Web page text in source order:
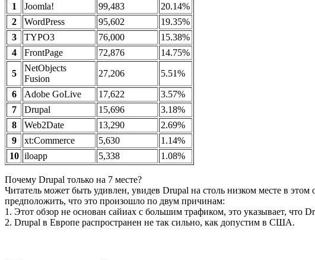
1
Joomla! 99,483
20.14%
2
WordPress 95,602
19.35%
3
TYPO3 76,000
15.38%
4
FrontPage 72,876 14.75%
5
NetObjects
Fusion
27,206 5.51%
6 Adobe GoLive 17,622
3.57%
7
Drupal 15,696
3.18%
8
Web2Date 13,290
2.69%
9
xt:Commerce 5,630
1.14%
10 iloapp 5,338 1.08%
Почему Drupal только на 7 месте?
Читатель может быть удивлен, увидев Drupal на столь низком месте в
предположить, что это произошло по двум причинам:
1. Этот обзор не основан сайиах с большим трафиком, это указывает,
2. Drupal в Европе распространен не так сильно, как допустим в США.